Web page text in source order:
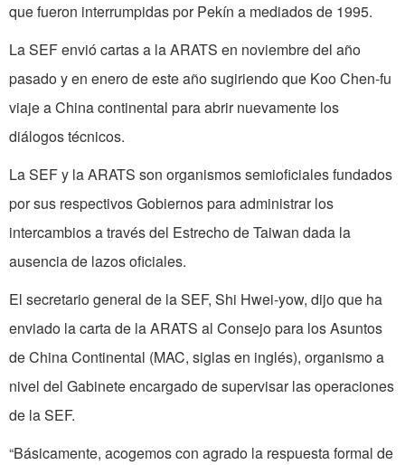
que fueron interrumpidas por Pekín a mediados de 1995.
La SEF envió cartas a la ARATS en noviembre del año
pasado y en enero de este año sugiriendo que Koo Chen-fu
viaje a China continental para abrir nuevamente los
diálogos técnicos.
La SEF y la ARATS son organismos semioficiales fundados
por sus respectivos Gobiernos para administrar los
intercambios a través del Estrecho de Taiwan dada la
ausencia de lazos oficiales.
El secretario general de la SEF, Shi Hwei-yow, dijo que ha
enviado la carta de la ARATS al Consejo para los Asuntos
de China Continental (MAC, siglas en inglés), organismo a
nivel del Gabinete encargado de supervisar las operaciones
de la SEF.
“Básicamente, acogemos con agrado la respuesta formal de